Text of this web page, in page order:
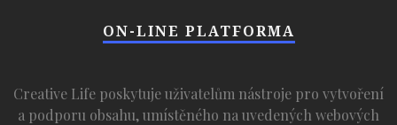
ON-LINE PLATFORMA
Creative Life poskytuje uživatelům nástroje pro vytvoření
a podporu obsahu, umístěného na uvedených webových